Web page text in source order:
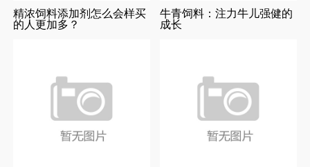
精浓饲料添加剂怎么会样买
的人更加多？
牛青饲料：注力牛儿强健的
成长